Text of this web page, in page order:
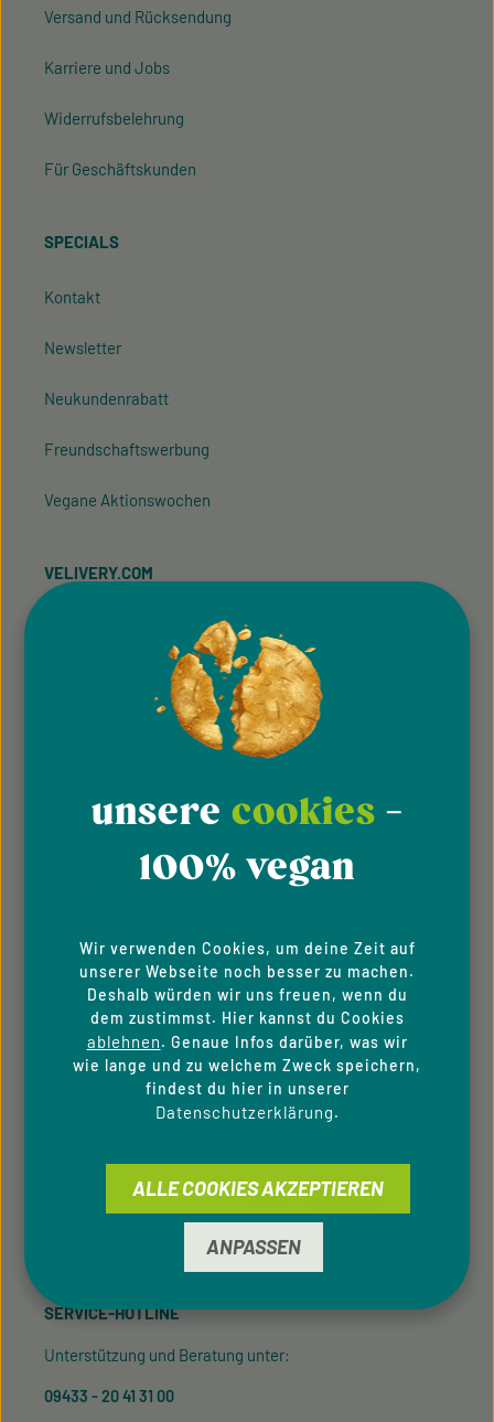
Versand und Rücksendung
Karriere und Jobs
Widerrufsbelehrung
Für Geschäftskunden
SPECIALS
Kontakt
Newsletter
Neukundenrabatt
Freundschaftswerbung
Vegane Aktionswochen
VELIVERY.COM
Allgemeine Teilnahmebedingung
Hinweisgeber­system
Datenschutzhinweise
Cookie-Einstellungen
FOLGE UNS
SERVICE-HOTLINE
Unterstützung und Beratung unter:
09433 - 20 41 31 00
unsere cookies -
100% vegan
Wir verwenden Cookies, um deine Zeit auf
unserer Webseite noch besser zu machen.
Deshalb würden wir uns freuen, wenn du
dem zustimmst. Hier kannst du Cookies
ablehnen. Genaue Infos darüber, was wir
wie lange und zu welchem Zweck speichern,
findest du hier in unserer
Datenschutzerklärung.
ANPASSEN
ALLE COOKIES AKZEPTIEREN